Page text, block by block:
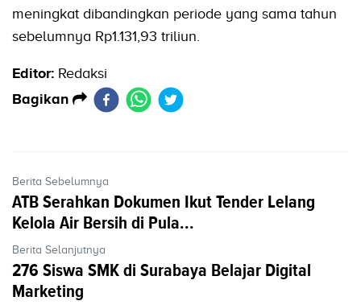
meningkat dibandingkan periode yang sama tahun
sebelumnya Rp1.131,93 triliun.
Editor: Redaksi
Bagikan
Berita Sebelumnya
ATB Serahkan Dokumen Ikut Tender Lelang
Kelola Air Bersih di Pula...
Berita Selanjutnya
276 Siswa SMK di Surabaya Belajar Digital
Marketing